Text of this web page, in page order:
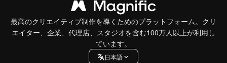
最高のクリエイティブ制作を導くためのプラットフォーム。クリ
エイター、企業、代理店、スタジオを含む100万人以上が利用し
ています。
日本語